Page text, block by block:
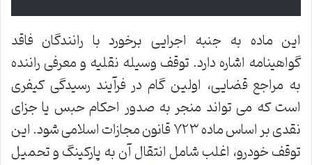
این ماده به جنبه اجرایی برخورد با رانندگان فاقد
گواهینامه اشاره دارد. توقف وسیله نقلیه و معرفی راننده
به مراجع قضایی، اولین گام در فرآیند رسیدگی کیفری
است که می تواند منجر به صدور احکام حبس یا جزای
نقدی بر اساس ماده ۷۲۳ قانون مجازات اسلامی شود. این
توقف خودرو، اغلب شامل انتقال آن به پارکینگ و تحمیل